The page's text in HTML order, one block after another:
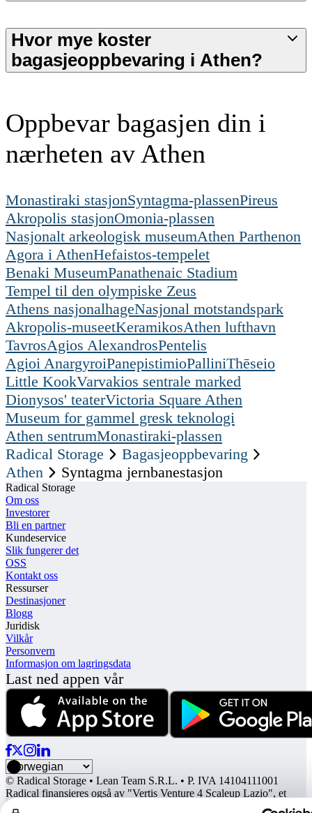
Hvor mye koster
bagasjeoppbevaring i Athen?
Oppbevar bagasjen din i
nærheten av Athen
Monastiraki stasjonSyntagma-plassenPireus
Akropolis stasjonOmonia-plassen
Nasjonalt arkeologisk museumAthen Parthenon
Agora i AthenHefaistos-tempelet
Benaki MuseumPanathenaic Stadium
Tempel til den olympiske Zeus
Athens nasjonalhageNasjonal motstandspark
Akropolis-museetKeramikosAthen lufthavn
TavrosAgios AlexandrosPentelis
Agioi AnargyroiPanepistimioPalliniThēseio
Little KookVarvakios sentrale marked
Dionysos' teaterVictoria Square Athen
Museum for gammel gresk teknologi
Athen sentrumMonastiraki-plassen
Radical Storage
Bagasjeoppbevaring
Athen
Syntagma jernbanestasjon
Radical Storage
Om oss
Investorer
Bli en partner
Kundeservice
Slik fungerer det
OSS
Kontakt oss
Ressurser
Destinasjoner
Blogg
Juridisk
Vilkår
Personvern
Informasjon om lagringsdata
Last ned appen vår
© Radical Storage • Lean Team S.R.L. • P. IVA 14104111001
Radical finansieres også av "Vertis Venture 4 Scaleup Lazio", et
investeringsfond som forvaltes av Vertis SGR S.p.A. og støttes av